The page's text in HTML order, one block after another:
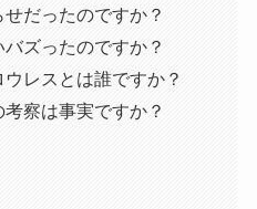
だったのですか？
ズったのですか？
レスとは誰ですか？
察は事実ですか？